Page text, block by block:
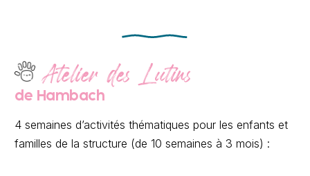
Atelier des Lutins
de Hambach
4 semaines d’activités thématiques pour les enfants et
familles de la structure (de 10 semaines à 3 mois) :